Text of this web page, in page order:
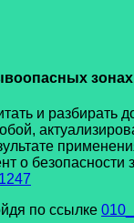
и разбирать
о безопасности
1247
по ссылке